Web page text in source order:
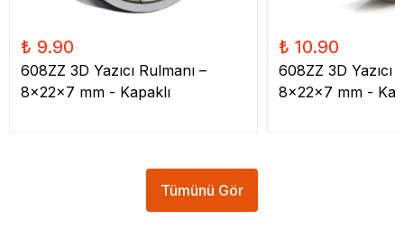
₺ 9.90
608ZZ 3D Yazıcı Rulmanı –
8x22x7 mm - Kapaklı
₺ 10.90
608ZZ 3D Yazıcı
8x22x7 mm -
Tümünü Gör